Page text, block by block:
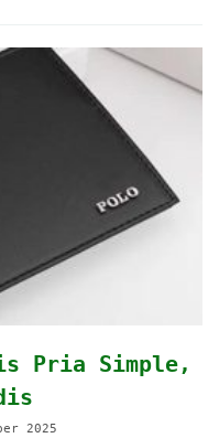
Pria Simple,
2025